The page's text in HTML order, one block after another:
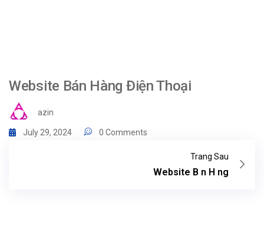
Website Bán Hàng Điện Thoại
azin
July 29, 2024 0 Comments
Trang Sau
Website B n H ng